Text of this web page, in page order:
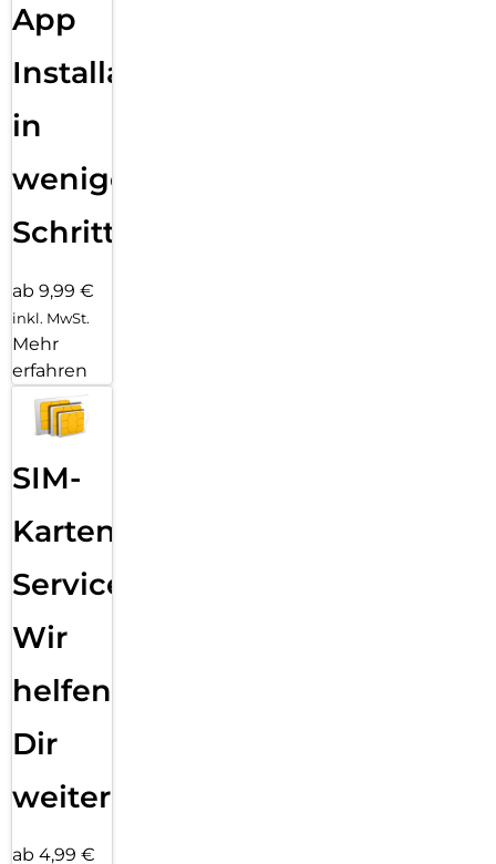
App
Installation
in
wenigen
Schritten
ab 9,99 €
inkl. MwSt.
Mehr
erfahren
SIM-
Karten
Service:
Wir
helfen
Dir
weiter
ab 4,99 €